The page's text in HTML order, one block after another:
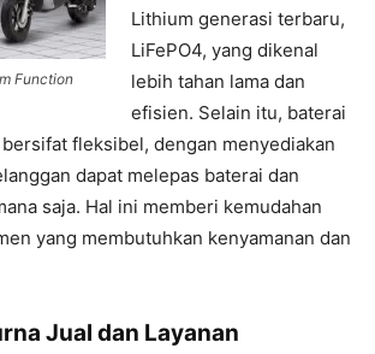
Function
Lithium generasi terbaru,
LiFePO4, yang dikenal
lebih tahan lama dan
efisien. Selain itu, baterai
fleksibel, dengan menyediakan
dapat melepas baterai dan
saja. Hal ini memberi kemudahan
yang membutuhkan kenyamanan dan
Jual dan Layanan